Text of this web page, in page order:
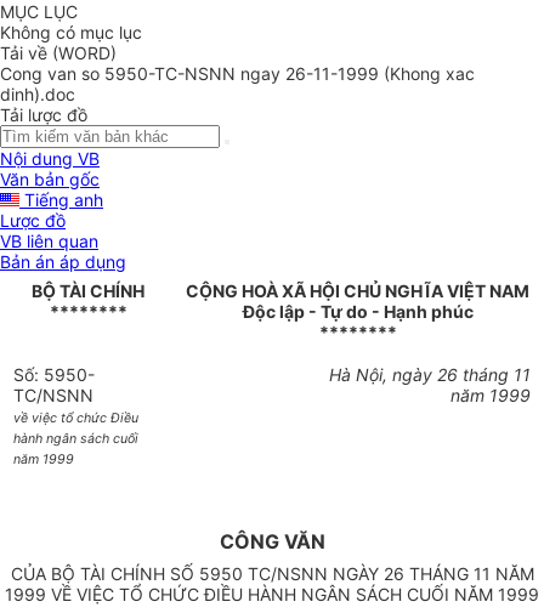
MỤC LỤC
Không có mục lục
Tải về (WORD)
Cong van so 5950-TC-NSNN ngay 26-11-1999 (Khong xac
dinh).doc
Tải lược đồ
Nội dung VB
Văn bản gốc
Tiếng anh
Lược đồ
VB liên quan
Bản án áp dụng
BỘ TÀI CHÍNH
********
CỘNG HOÀ XÃ HỘI CHỦ NGHĨA VIỆT NAM
Độc lập - Tự do - Hạnh phúc
********
Số: 5950-
TC/NSNN
về việc tổ chức Điều
hành ngân sách cuối
năm 1999
Hà Nội, ngày 26 tháng 11
năm 1999
CÔNG VĂN
CỦA BỘ TÀI CHÍNH SỐ 5950 TC/NSNN NGÀY 26 THÁNG 11 NĂM
1999 VỀ VIỆC TỔ CHỨC ĐIỀU HÀNH NGÂN SÁCH CUỐI NĂM 1999